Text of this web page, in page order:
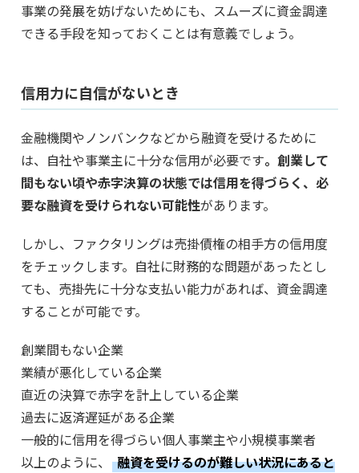
事業の発展を妨げないためにも、スムーズに資金調達
できる手段を知っておくことは有意義でしょう。
信用力に自信がないとき
金融機関やノンバンクなどから融資を受けるために
は、自社や事業主に十分な信用が必要です。創業して
間もない頃や赤字決算の状態では信用を得づらく、必
要な融資を受けられない可能性があります。
しかし、ファクタリングは売掛債権の相手方の信用度
をチェックします。自社に財務的な問題があったとし
ても、売掛先に十分な支払い能力があれば、資金調達
することが可能です。
創業間もない企業
業績が悪化している企業
直近の決算で赤字を計上している企業
過去に返済遅延がある企業
一般的に信用を得づらい個人事業主や小規模事業者
以上のように、
融資を受けるのが難しい状況にあると